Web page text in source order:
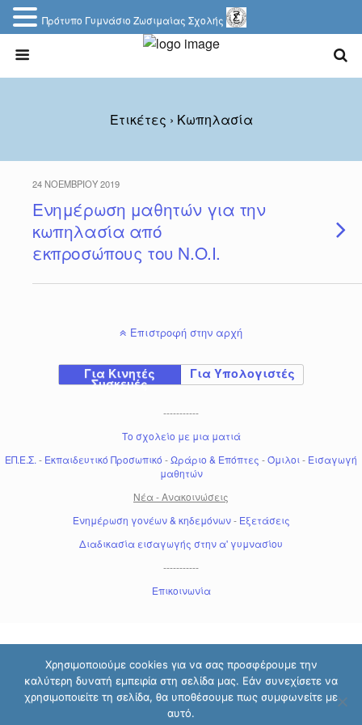
Ετικέτες › Κωπηλασία
24 ΝΟΕΜΒΡΊΟΥ 2019
Ενημέρωση μαθητών για την
κωπηλασία από
εκπροσώπους του Ν.Ο.Ι.
Επιστροφή στην αρχή
Για Κινητές
Συσκευές
Για Υπολογιστές
-----------
Το σχολείο με μια ματιά
ΕΠ.Ε.Σ. - Εκπαιδευτικό Προσωπικό -Ωράριο & Επόπτες -Όμιλοι- Εισαγωγή
μαθητών
Νέα - Ανακοινώσεις
Ενημέρωση γονέων & κηδεμόνων- Εξετάσεις
Διαδικασία εισαγωγής στην α' γυμνασίου
-----------
Επικοινωνία
Πρότυπο Γυμνάσιο Ζωσιμαίας Σχολής
Χρησιμοποιούμε cookies για να σας προσφέρουμε την
καλύτερη δυνατή εμπειρία στη σελίδα μας. Εάν συνεχίσετε να
χρησιμοποιείτε τη σελίδα, θα υποθέσουμε πως συμφωνείτε με
αυτό.